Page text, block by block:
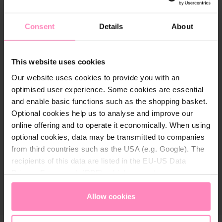
Consent Details About
This website uses cookies
Our website uses cookies to provide you with an
optimised user experience. Some cookies are essential
and enable basic functions such as the shopping basket.
Optional cookies help us to analyse and improve our
online offering and to operate it economically. When using
optional cookies, data may be transmitted to companies
from third countries such as the USA (e.g. Google). The
recipients of this data are listed in the EU-US Data
appropriate level of data protection. You canaccept all
only allow necessary cookies
access and change your chosen setting at any time in
Allow cookies
BWT TERMÉK
DOKUMENTÁCIÓ
A BWT-ről